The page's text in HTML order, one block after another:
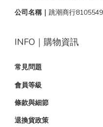
公司名稱｜ 跳潮商行
INFO｜購物資訊
常見問題
會員等級
條款與細節
退換貨政策